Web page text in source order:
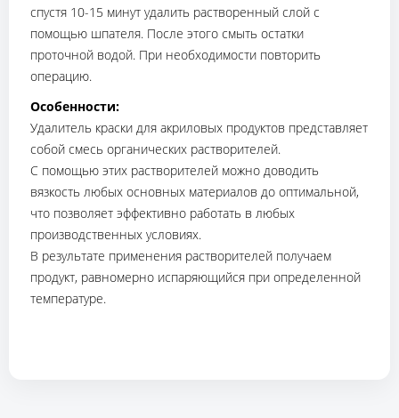
спустя 10-15 минут удалить растворенный слой с
помощью шпателя. После этого смыть остатки
проточной водой. При необходимости повторить
операцию.
Особенности:
Удалитель краски для акриловых продуктов представляет
собой смесь органических растворителей.
С помощью этих растворителей можно доводить
вязкость любых основных материалов до оптимальной,
что позволяет эффективно работать в любых
производственных условиях.
В результате применения растворителей получаем
продукт, равномерно испаряющийся при определенной
температуре.